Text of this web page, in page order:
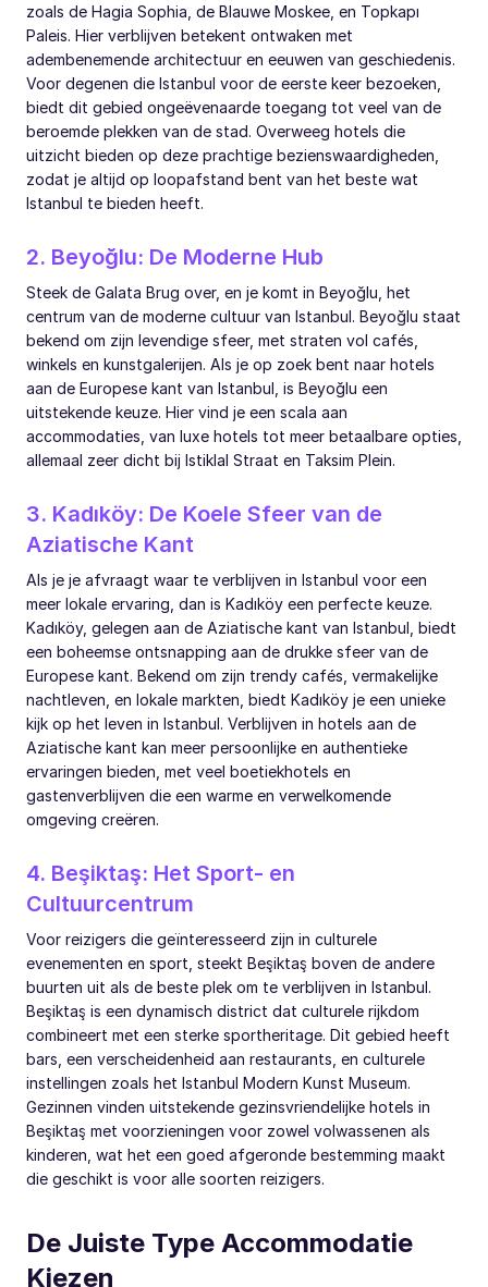
zoals de Hagia Sophia, de Blauwe Moskee, en Topkapı
Paleis. Hier verblijven betekent ontwaken met
adembenemende architectuur en eeuwen van geschiedenis.
Voor degenen die Istanbul voor de eerste keer bezoeken,
biedt dit gebied ongeëvenaarde toegang tot veel van de
beroemde plekken van de stad. Overweeg hotels die
uitzicht bieden op deze prachtige bezienswaardigheden,
zodat je altijd op loopafstand bent van het beste wat
Istanbul te bieden heeft.
2. Beyoğlu: De Moderne Hub
Steek de Galata Brug over, en je komt in Beyoğlu, het
centrum van de moderne cultuur van Istanbul. Beyoğlu staat
bekend om zijn levendige sfeer, met straten vol cafés,
winkels en kunstgalerijen. Als je op zoek bent naar hotels
aan de Europese kant van Istanbul, is Beyoğlu een
uitstekende keuze. Hier vind je een scala aan
accommodaties, van luxe hotels tot meer betaalbare opties,
allemaal zeer dicht bij Istiklal Straat en Taksim Plein.
3. Kadıköy: De Koele Sfeer van de
Aziatische Kant
Als je je afvraagt waar te verblijven in Istanbul voor een
meer lokale ervaring, dan is Kadıköy een perfecte keuze.
Kadıköy, gelegen aan de Aziatische kant van Istanbul, biedt
een boheemse ontsnapping aan de drukke sfeer van de
Europese kant. Bekend om zijn trendy cafés, vermakelijke
nachtleven, en lokale markten, biedt Kadıköy je een unieke
kijk op het leven in Istanbul. Verblijven in hotels aan de
Aziatische kant kan meer persoonlijke en authentieke
ervaringen bieden, met veel boetiekhotels en
gastenverblijven die een warme en verwelkomende
omgeving creëren.
4. Beşiktaş: Het Sport- en
Cultuurcentrum
Voor reizigers die geïnteresseerd zijn in culturele
evenementen en sport, steekt Beşiktaş boven de andere
buurten uit als de beste plek om te verblijven in Istanbul.
Beşiktaş is een dynamisch district dat culturele rijkdom
combineert met een sterke sportheritage. Dit gebied heeft
bars, een verscheidenheid aan restaurants, en culturele
instellingen zoals het Istanbul Modern Kunst Museum.
Gezinnen vinden uitstekende gezinsvriendelijke hotels in
Beşiktaş met voorzieningen voor zowel volwassenen als
kinderen, wat het een goed afgeronde bestemming maakt
die geschikt is voor alle soorten reizigers.
De Juiste Type Accommodatie
Kiezen